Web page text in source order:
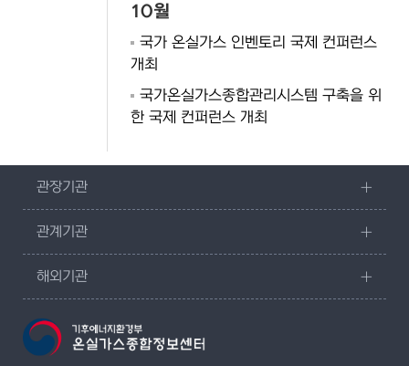
10월
국가 온실가스 인벤토리 국제 컨퍼런스
개최
국가온실가스종합관리시스템 구축을 위
한 국제 컨퍼런스 개최
관장기관
관계기관
해외기관